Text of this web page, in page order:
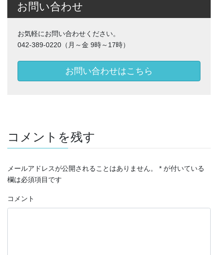
お問い合わせ
お気軽にお問い合わせください。
042-389-0220（月～金 9時～17時）
お問い合わせはこちら
コメントを残す
メールアドレスが公開されることはありません。 * が付いている
欄は必須項目です
コメント